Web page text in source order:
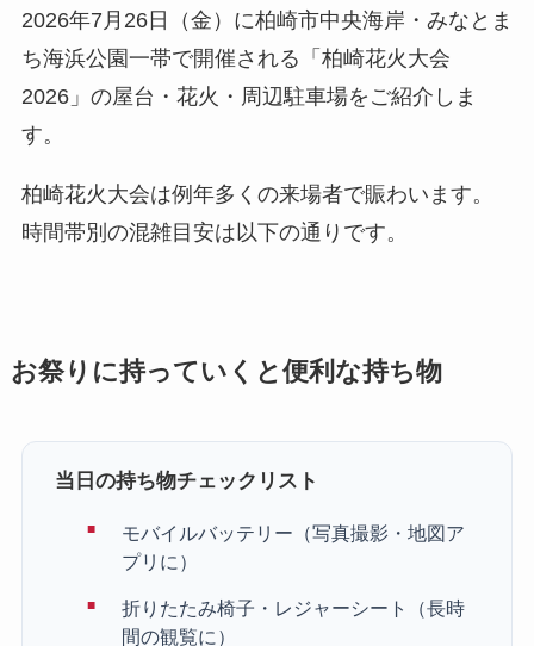
2026年7月26日（金）に柏崎市中央海岸・みなとま
ち海浜公園一帯で開催される「柏崎花火大会
2026」の屋台・花火・周辺駐車場をご紹介しま
す。
柏崎花火大会は例年多くの来場者で賑わいます。
時間帯別の混雑目安は以下の通りです。
お祭りに持っていくと便利な持ち物
当日の持ち物チェックリスト
モバイルバッテリー（写真撮影・地図ア
プリに）
折りたたみ椅子・レジャーシート（長時
間の観覧に）